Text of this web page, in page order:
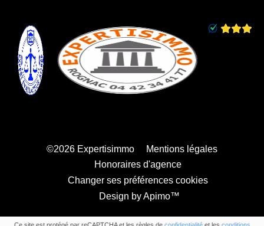
©2026 Expertisimmo
Mentions légales
Honoraires d'agence
Changer ses préférences cookies
Design byApimo™